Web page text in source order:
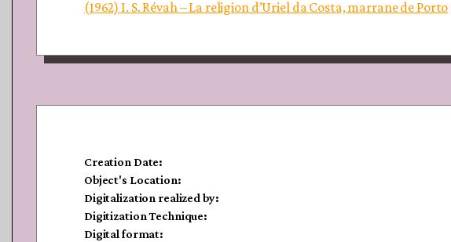
(1962) I. S. Révah – La religion d’Uriel da Costa, marrane de Porto
Creation Date:
Object's Location:
Digitalization realized by:
Digitization Technique:
Digital format: